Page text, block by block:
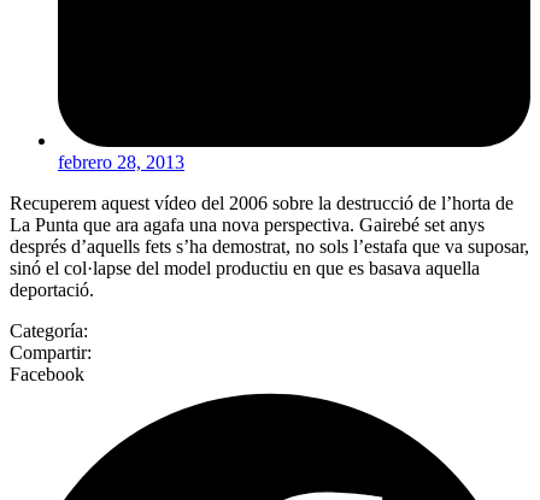
febrero 28, 2013
Recuperem aquest vídeo del 2006 sobre la destrucció de l’horta de
La Punta que ara agafa una nova perspectiva. Gairebé set anys
després d’aquells fets s’ha demostrat, no sols l’estafa que va suposar,
sinó el col·lapse del model productiu en que es basava aquella
deportació.
Categoría:
Compartir:
Facebook